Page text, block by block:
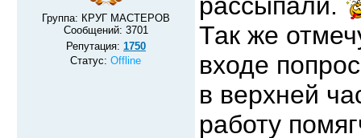
Группа: КРУГ МАСТЕРОВ
Сообщений: 3701
Репутация: 1750
Статус:Offline
Так же
входе
в верхней
работу